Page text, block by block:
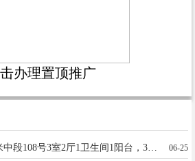
办理置顶推广
桥东离东大街10米中段108号3室2厅1卫生间1阳台，300元月租15094452622 06-25